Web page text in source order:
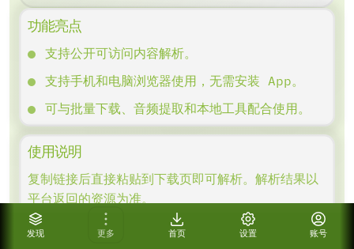
发现 更多 首页 设置 账号
功能亮点
支持公开可访问内容解析。
支持手机和电脑浏览器使用，无需安装 App。
可与批量下载、音频提取和本地工具配合使用。
使用说明
复制链接后直接粘贴到下载页即可解析。解析结果以
平台返回的资源为准。
如果链接无法解析，请确认内容可公开访问，必要时